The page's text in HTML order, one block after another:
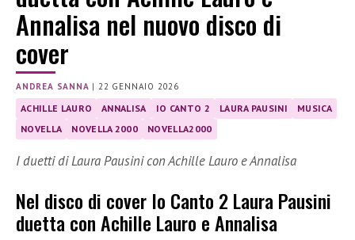
Annalisa nel nuovo disco di
cover
ANDREA SANNA | 22 GENNAIO 2026
ACHILLE LAURO ANNALISA IO CANTO 2 LAURA PAUSINI
MUSICA
NOVELLA
NOVELLA 2000 NOVELLA2000
I duetti di Laura Pausini con Achille Lauro e Annalisa
Nel disco di cover Io Canto 2 Laura Pausini
duetta con Achille Lauro e Annalisa